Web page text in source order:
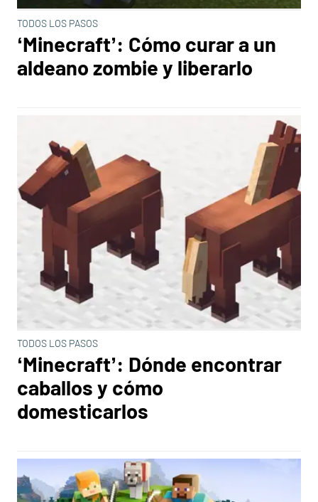
TODOS LOS PASOS
‘Minecraft’: Cómo curar a un
aldeano zombie y liberarlo
TODOS LOS PASOS
‘Minecraft’: Dónde encontrar
caballos y cómo
domesticarlos